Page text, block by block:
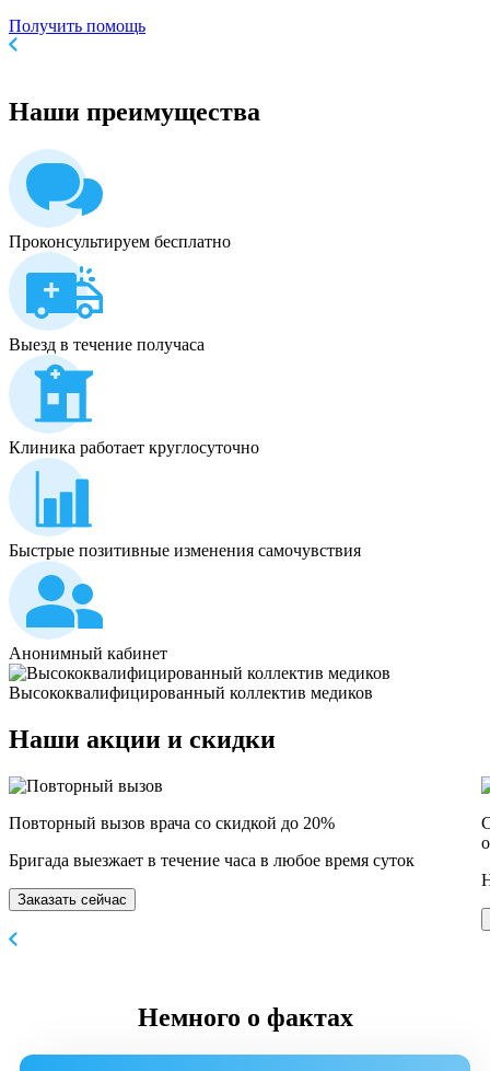
Получить помощь
Наши преимущества
Проконсультируем бесплатно
Выезд в течение получаса
Клиника работает круглосуточно
Быстрые позитивные изменения самочувствия
Анонимный кабинет
Высококвалифицированный коллектив медиков
Наши акции и скидки
Повторный вызов врача со скидкой до 20%
Бригада выезжает в течение часа в любое время суток
Заказать сейчас
Немного о фактах